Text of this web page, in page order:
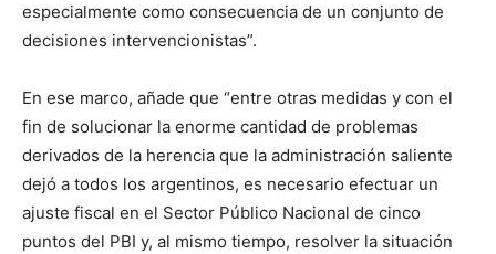
especialmente como consecuencia de un conjunto de
decisiones intervencionistas”.
En ese marco, añade que “entre otras medidas y con el
fin de solucionar la enorme cantidad de problemas
derivados de la herencia que la administración saliente
dejó a todos los argentinos, es necesario efectuar un
ajuste fiscal en el Sector Público Nacional de cinco
puntos del PBI y, al mismo tiempo, resolver la situación